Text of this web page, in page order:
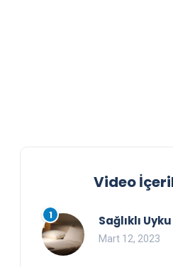
Video
1 Sağlıklı
Mart 12, 2023